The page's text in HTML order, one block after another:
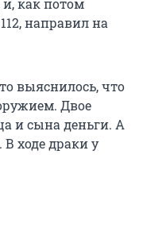
и, как потом
направил на
выяснилось, что
Двое
и сына деньги. А
ходе драки у